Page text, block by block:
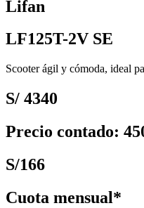
Lifan
LF125T-2V SE
Scooter ágil y cómoda, ideal
S/ 4340
Precio contado:
S/166
Cuota mensual*